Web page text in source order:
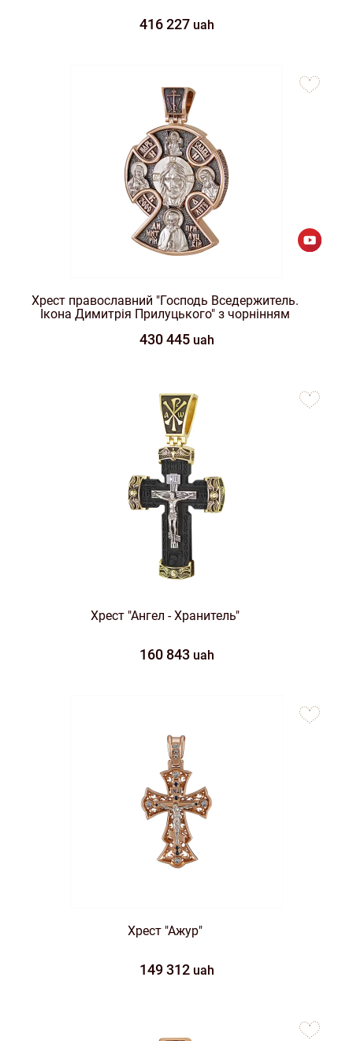
416 227 uah
Хрест православний "Господь Вседержитель.
Ікона Димитрія Прилуцького" з чорнінням
430 445 uah
favorites
Хрест "Ангел - Хранитель"
160 843 uah
favorites
Хрест "Ажур"
149 312 uah
favorites
favorites